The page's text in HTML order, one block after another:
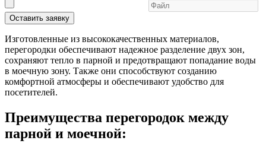
Оставить заявку
Изготовленные из высококачественных материалов,
перегородки обеспечивают надежное разделение двух зон,
сохраняют тепло в парной и предотвращают попадание воды
в моечную зону. Также они способствуют созданию
комфортной атмосферы и обеспечивают удобство для
посетителей.
Преимущества перегородок между
парной и моечной: